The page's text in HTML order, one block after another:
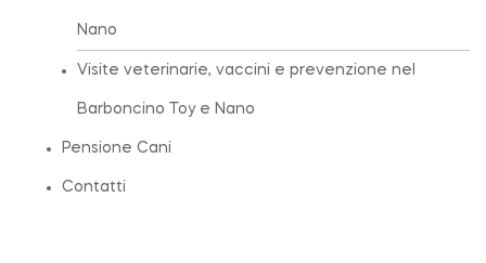
Nano
Visite veterinarie, vaccini e prevenzione nel
Barboncino Toy e Nano
Pensione Cani
Contatti